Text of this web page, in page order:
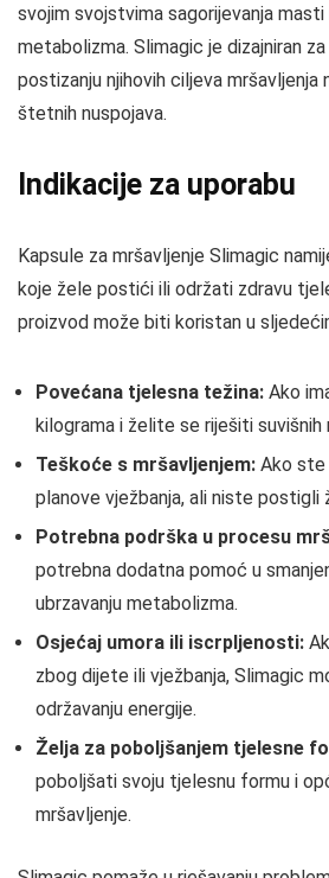
svojim svojstvima sagorijevanja masti
metabolizma. Slimagic je dizajniran
postizanju njihovih ciljeva mršavljenja
štetnih nuspojava.
Indikacije za uporabu
Kapsule za mršavljenje Slimagic
koje žele postići ili održati zdravu
proizvod može biti koristan u
Povećana tjelesna težina: Ako
kilograma i želite se riješiti suvišnih
Teškoće s mršavljenjem: Ako ste
planove vježbanja, ali niste postigli
Potrebna podrška u procesu
potrebna dodatna pomoć u
ubrzavanju metabolizma.
Osjećaj umora ili iscrpljenosti:
zbog dijete ili vježbanja, Slimagic
održavanju energije.
Želja za poboljšanjem tjelesne
poboljšati svoju tjelesnu formu i
mršavljenje.